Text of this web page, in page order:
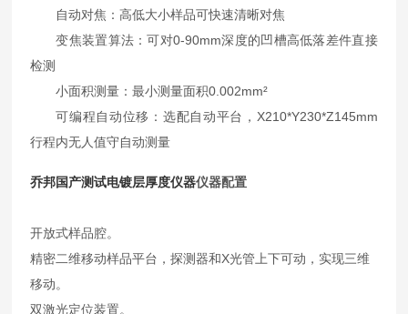
自动对焦：高低大小样品可快速清晰对焦
变焦装置算法：可对0-90mm深度的凹槽高低落差件直接
检测
小面积测量：最小测量面积0.002mm²
可编程自动位移：选配自动平台，X210*Y230*Z145mm
行程内无人值守自动测量
乔邦国产测试电镀层厚度仪器仪器配置
开放式样品腔。
精密二维移动样品平台，探测器和X光管上下可动，实现三维
移动。
双激光定位装置。